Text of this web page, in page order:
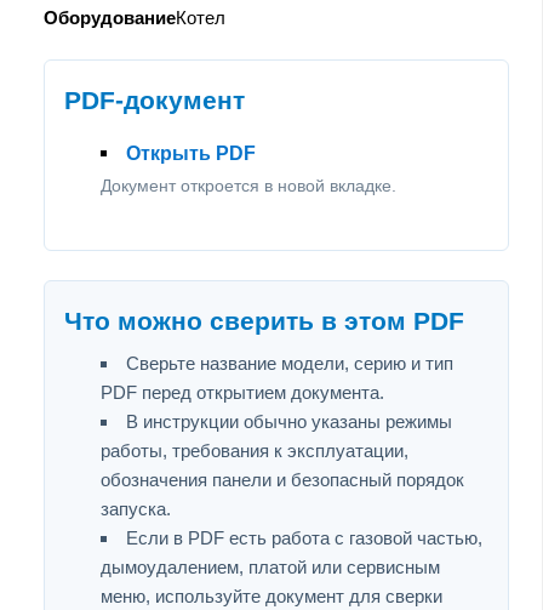
ОборудованиеКотел
PDF-документ
Открыть PDF
Документ откроется в новой вкладке.
Что можно сверить в этом PDF
Сверьте название модели, серию и тип
PDF перед открытием документа.
В инструкции обычно указаны режимы
работы, требования к эксплуатации,
обозначения панели и безопасный порядок
запуска.
Если в PDF есть работа с газовой частью,
дымоудалением, платой или сервисным
меню, используйте документ для сверки